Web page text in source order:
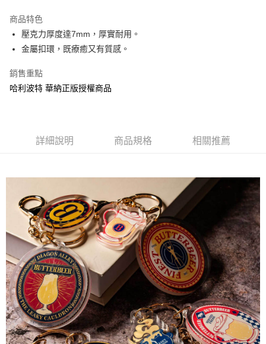
Apple Pay
街口支付
悠遊付
AFTEE先享後付是「在收到商品之後才付款」的支付方式。 讓您購物簡單
便利好安心！
３．安心：先確認商品／服務後，再付款。
【「AFTEE先享後付」結帳流程】
１．於結帳方式選擇「AFTEE先享後付」後，將跳轉至「AFTEE先享後付」
結帳頁面，進行簡訊認證並確認金額後，即可完成結帳。
２．訂單成立數日內，您將收到繳費通知簡訊。
３．收到繳費通知簡訊後14天內，點擊此簡訊中的連結，可透過四大超商／
ATM／網路銀行／等多元方式進行付款，方視為交易完成。
※ 請注意：結帳手續完成當下不需立刻繳費，但若您需要取消訂單，請聯絡
購買商品的店家。未經商家同意取消之訂單仍視為有效，需透過AFTEE先享
後付繳納相關費用。
※ 交易是否成功請以「AFTEE先享後付 」之結帳頁面顯示為準，若有關於
是否繳費成功／繳費後需取消欲退款等相關疑問，請聯繫「AFTEE先享後付
客戶支援中心」https://netprotections.freshdesk.com/support/home
【注意事項】
ATM付款
每筆NT$60，滿NT$499(含以上)免運費
付款後全家取貨
每筆NT$60，滿NT$499(含以上)免運費
7-11付款取貨
每筆NT$60，滿NT$499(含以上)免運費
付款後7-11取貨
每筆NT$60，滿NT$499(含以上)免運費
宅配
商品特色
壓克力厚度達7mm，厚實耐用。
金屬扣環，既療癒又有質感。
銷售重點
哈利波特 華納正版授權商品
詳細說明 商品規格 相關推薦